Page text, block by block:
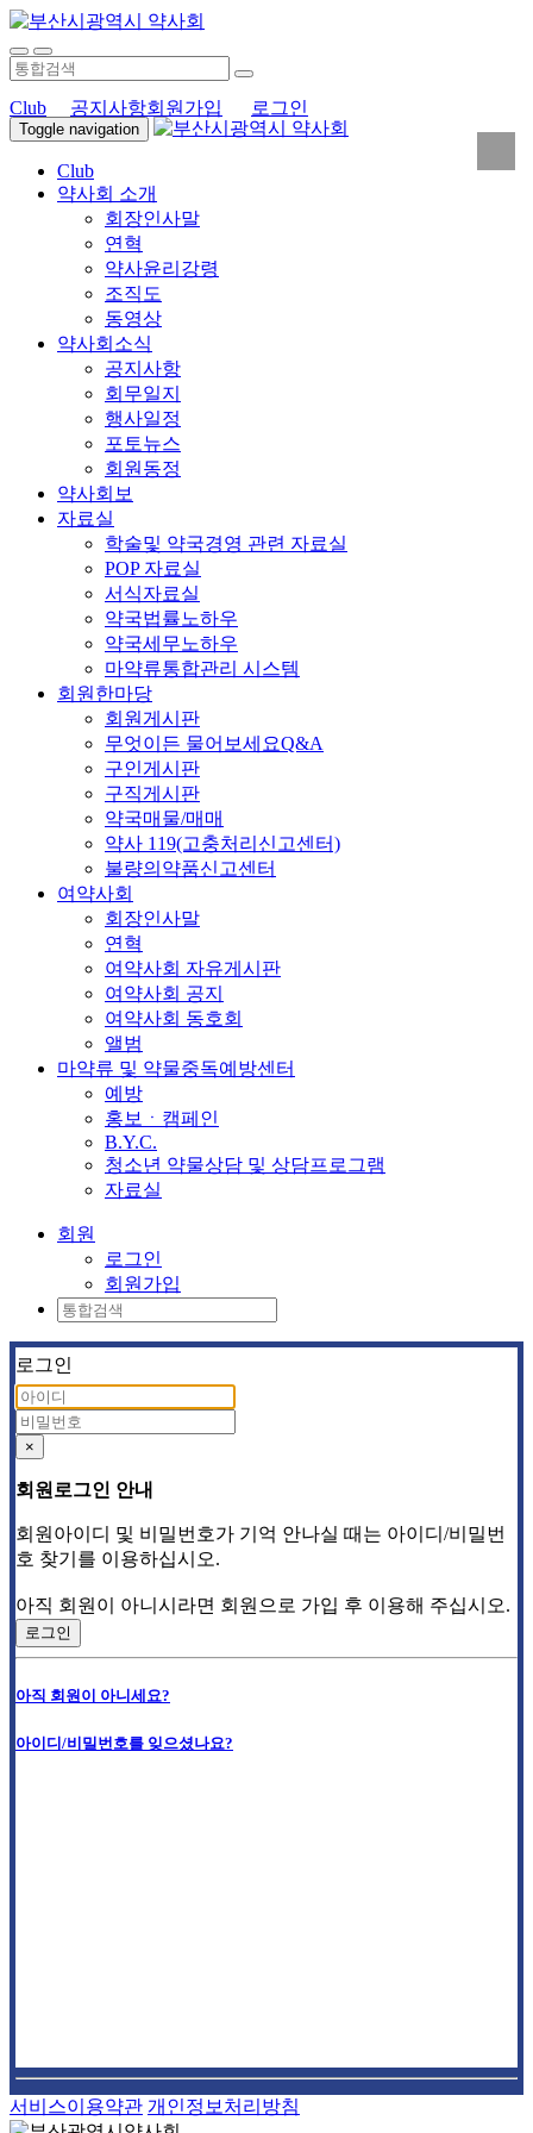
Club 공지사항회원가입 로그인
Toggle navigation
Club
약사회 소개
회장인사말
연혁
약사윤리강령
조직도
동영상
약사회소식
공지사항
회무일지
행사일정
포토뉴스
회원동정
약사회보
자료실
학술및 약국경영 관련 자료실
POP 자료실
서식자료실
약국법률노하우
약국세무노하우
마약류통합관리 시스템
회원한마당
회원게시판
무엇이든 물어보세요Q&A
구인게시판
구직게시판
약국매물/매매
약사 119(고충처리신고센터)
불량의약품신고센터
여약사회
회장인사말
연혁
여약사회 자유게시판
여약사회 공지
여약사회 동호회
앨범
마약류 및 약물중독예방센터
예방
홍보ㆍ캠페인
B.Y.C.
청소년 약물상담 및 상담프로그램
자료실
회원
로그인
회원가입
로그인
×
회원로그인 안내
회원아이디 및 비밀번호가 기억 안나실 때는 아이디/비밀번
호 찾기를 이용하십시오.
아직 회원이 아니시라면 회원으로 가입 후 이용해 주십시오.
로그인
아직 회원이 아니세요?
아이디/비밀번호를 잊으셨나요?
서비스이용약관 개인정보처리방침